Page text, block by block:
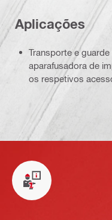
Aplicações
Transporte e
aparafusadora de
os respetivos